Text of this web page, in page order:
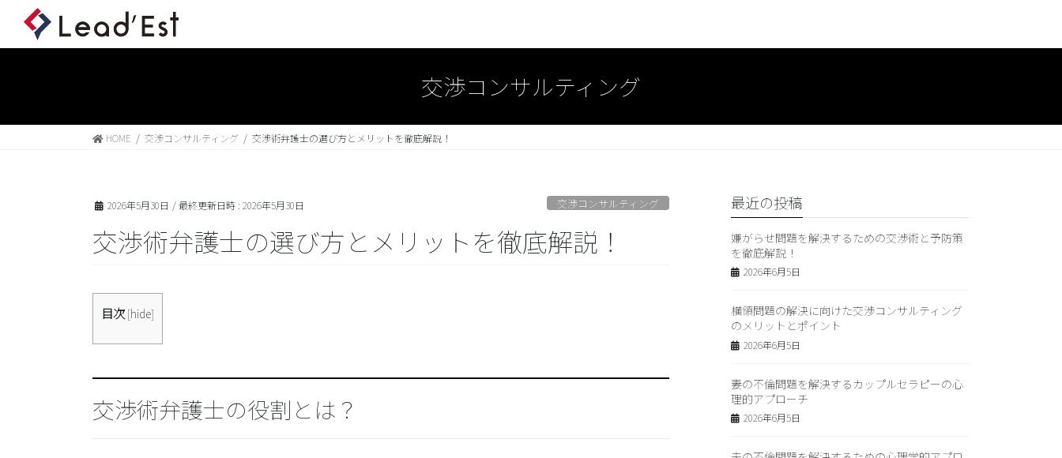
交渉コンサルティング
HOME 交渉コンサルティング 交渉術弁護士の選び方とメリットを徹底解説！
2026年5月30日 / 最終更新日時 : 2026年5月30日 交渉コンサルティング
交渉術弁護士の選び方とメリットを徹底解説！
目次 [hide]
交渉術弁護士の役割とは？
最近の投稿
嫌がらせ問題を解決するための交渉術と予防策
を徹底解説！
2026年6月5日
横領問題の解決に向けた交渉コンサルティング
のメリットとポイント
2026年6月5日
妻の不倫問題を解決するカップルセラピーの心
理的アプローチ
2026年6月5日